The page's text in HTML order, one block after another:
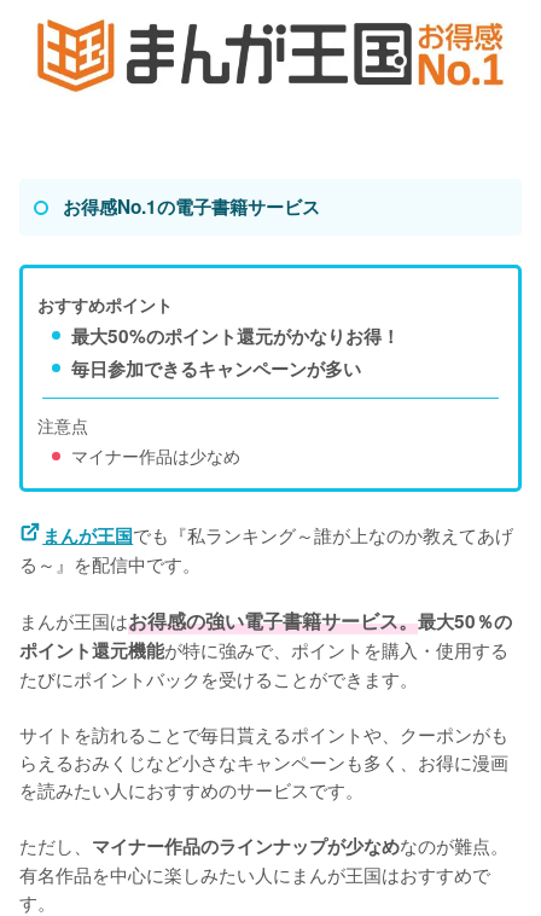
お得感No.1の電子書籍サービス
おすすめポイント
最大50%のポイント還元がかなりお得！
毎日参加できるキャンペーンが多い
注意点
マイナー作品は少なめ
まんが王国でも『私ランキング～誰が上なのか教えてあげ
る～』を配信中です。
まんが王国はお得感の強い電子書籍サービス。最大50％の
ポイント還元機能が特に強みで、ポイントを購入・使用する
たびにポイントバックを受けることができます。
サイトを訪れることで毎日貰えるポイントや、クーポンがも
らえるおみくじなど小さなキャンペーンも多く、お得に漫画
を読みたい人におすすめのサービスです。
ただし、 マイナー作品のラインナップが少なめなのが難点。
有名作品を中心に楽しみたい人にまんが王国はおすすめで
す。